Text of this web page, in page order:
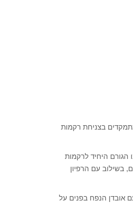
בצניחת רקמות
הגורם היחיד לרקמות
בשילוב עם הרפיון
אובדן הנפח בפנים על